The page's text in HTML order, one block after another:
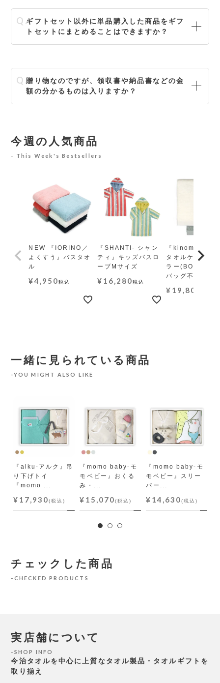
ギフトセット以外に単品購入した商品をギフ
トセットにまとめることはできますか？
贈り物なのですが、領収書や納品書などの金
額の分かるものは入りますか？
今週の人気商品
This Week's Bestsellers
NEW 『IORINO／
よくすう』バスタオ
ル
¥4,950税込
『SHANTI- シャン
ティ』キッズバスロ
ーブMサイズ
¥ 16,280税込
『kinome-木の
タオルケット レ
ラー(BOX・ギ
バッグ不可)
¥ 19,800
一緒に見られている商品
YOU MIGHT ALSO LIKE
『alku-アルク』吊
り下げトイ
『momo ...
¥17,930(税込)
『momo baby-モ
モベビー』おくる
み・...
¥15,070(税込)
『momo baby-モ
モベビー』スリー
パー...
¥14,630(税込)
チェックした商品
CHECKED PRODUCTS
実店舗について
SHOP INFO
今治タオルを中心に上質なタオル製品・タオルギフトを
取り揃え